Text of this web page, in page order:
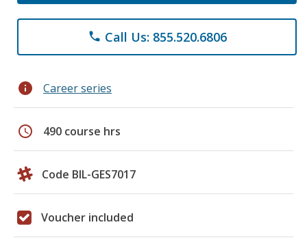
phone Call Us: 855.520.6806
info Career series
schedule 490 course hrs
Code BIL-GES7017
Voucher included